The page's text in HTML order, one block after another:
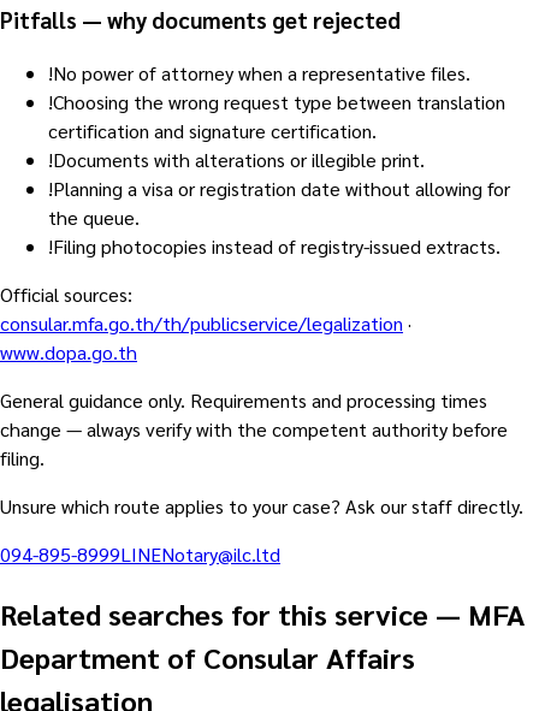
Pitfalls — why documents get rejected
!No power of attorney when a representative files.
!Choosing the wrong request type between translation
certification and signature certification.
!Documents with alterations or illegible print.
!Planning a visa or registration date without allowing for
the queue.
!Filing photocopies instead of registry-issued extracts.
Official sources:
consular.mfa.go.th/th/publicservice/legalization ·
www.dopa.go.th
General guidance only. Requirements and processing times
change — always verify with the competent authority before
filing.
Unsure which route applies to your case? Ask our staff directly.
094-895-8999LINENotary@ilc.ltd
Related searches for this service — MFA
Department of Consular Affairs
legalisation